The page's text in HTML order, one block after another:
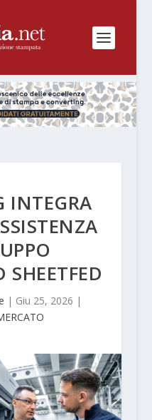
INTEGRA
| Giu 25, 2026 |